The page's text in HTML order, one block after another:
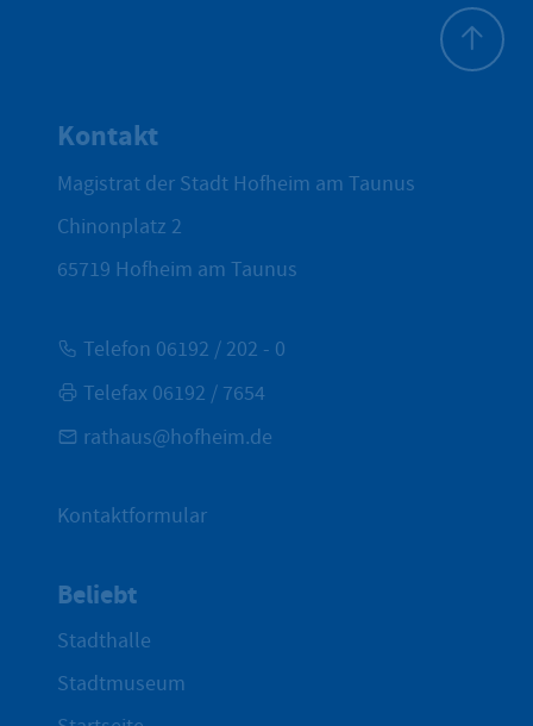
Kontakt
Magistrat der Stadt Hofheim am Taunus
Chinonplatz 2
65719 Hofheim am Taunus
Telefon 06192 / 202 - 0
Telefax 06192 / 7654
rathaus@hofheim.de
Kontaktformular
Beliebt
Stadthalle
Stadtmuseum